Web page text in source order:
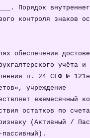
Порядок
контроля знаков
обеспечения
учёта и
учреждение
остатков по
пассивный).